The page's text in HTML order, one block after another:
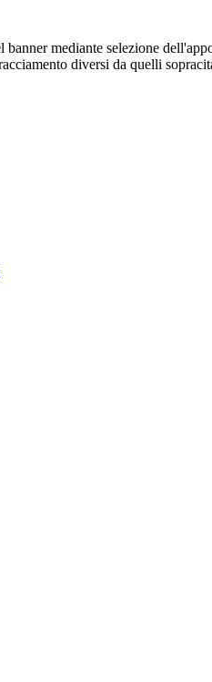
mediante selezione
diversi da quelli